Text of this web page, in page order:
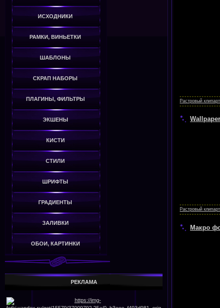
ИСХОДНИКИ
РАМКИ, ВИНЬЕТКИ
ШАБЛОНЫ
СКРАП НАБОРЫ
ПЛАГИНЫ, ФИЛЬТРЫ
ЭКШЕНЫ
КИСТИ
СТИЛИ
ШРИФТЫ
ГРАДИЕНТЫ
ЗАЛИВКИ
ОБОИ, КАРТИНКИ
РЕКЛАМА
Растровый клипарт
Растровый клипарт
Макро